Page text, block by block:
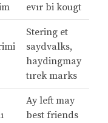
evır bi kougt
Stering et
saydvalks,
haydingmay
tırek marks
Ay left may
best friends